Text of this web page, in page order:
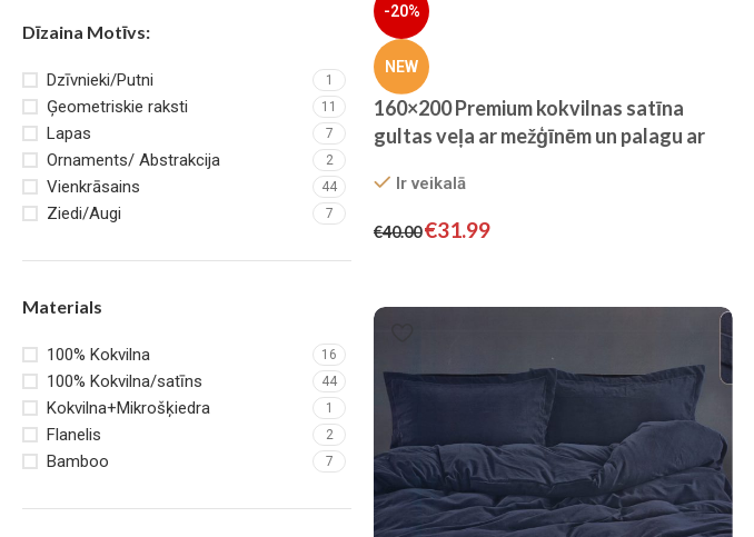
Dīzaina Motīvs:
Dzīvnieki/Putni 1
Ģeometriskie raksti 11
Lapas 7
Ornaments/ Abstrakcija 2
Vienkrāsains 44
Ziedi/Augi 7
Materials
100% Kokvilna 16
100% Kokvilna/satīns 44
Kokvilna+Mikrošķiedra 1
Flanelis 2
Bamboo 7
-20%
NEW
160×200 Premium kokvilnas satīna
gultas veļa ar mežģīnēm un palagu ar
Ir veikalā
€40.00€31.99